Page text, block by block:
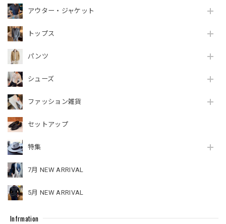
アウター・ジャケット
トップス
パンツ
シューズ
ファッション雑貨
セットアップ
特集
7月 NEW ARRIVAL
5月 NEW ARRIVAL
Infrmation